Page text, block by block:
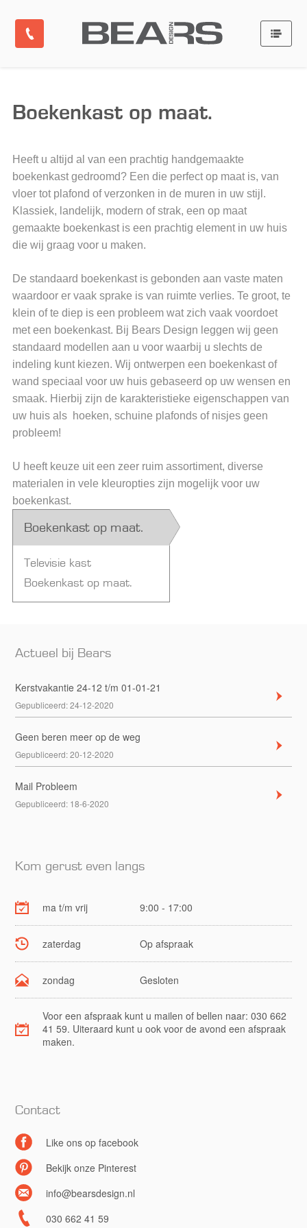
Boekenkast op maat.
Televisie kast
Boekenkast op maat.
Boekenkast op maat.
Heeft u altijd al van een prachtig handgemaakte
boekenkast gedroomd? Een die perfect op maat is, van
vloer tot plafond of verzonken in de muren in uw stijl.
Klassiek, landelijk, modern of strak, een op maat
gemaakte boekenkast is een prachtig element in uw huis
die wij graag voor u maken.
De standaard boekenkast is gebonden aan vaste maten
waardoor er vaak sprake is van ruimte verlies. Te groot, te
klein of te diep is een probleem wat zich vaak voordoet
met een boekenkast. Bij Bears Design leggen wij geen
standaard modellen aan u voor waarbij u slechts de
indeling kunt kiezen. Wij ontwerpen een boekenkast of
wand speciaal voor uw huis gebaseerd op uw wensen en
smaak. Hierbij zijn de karakteristieke eigenschappen van
uw huis als hoeken, schuine plafonds of nisjes geen
probleem!
U heeft keuze uit een zeer ruim assortiment, diverse
materialen in vele kleuropties zijn mogelijk voor uw
boekenkast.
Actueel bij Bears
Kerstvakantie 24-12 t/m 01-01-21
Gepubliceerd:24-12-2020
Geen beren meer op de weg
Gepubliceerd:20-12-2020
Mail Probleem
Gepubliceerd: 18-6-2020
Kom gerust even langs
ma t/m vrij 9:00 - 17:00
zaterdag Op afspraak
zondag Gesloten
Voor een afspraak kunt u mailen of bellen naar: 030 662
41 59. Uiteraard kunt u ook voor de avond een afspraak
maken.
Contact
Like ons op facebook
Bekijk onze Pinterest
info@bearsdesign.nl
030 662 41 59